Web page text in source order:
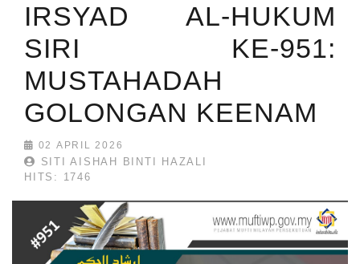
IRSYAD AL-HUKUM
SIRI KE-951:
MUSTAHADAH
GOLONGAN KEENAM
02 APRIL 2026
SITI AISHAH BINTI HAZALI
HITS: 1746